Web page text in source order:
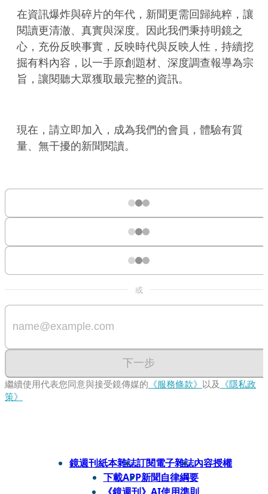
在資訊爆炸與碎片的年代，新聞更需回歸純粹，讓
閱讀更清澈、真實與深度。因此我們秉持明鏡之
心，充份反映事實，反映時代與反映人性，持續挖
掘有料內容，以一手原創題材、深度調查報導為宗
旨，讓閱聽大眾獲取最完整的資訊。
現在，請立即加入，成為我們的會員，體驗有質
量、無干擾的新聞閱讀。
或
下一步
繼續使用代表您同意與接受鏡傳媒的 《服務條款》 以及 《隱私政
策》
鏡週刊紙本雜誌訂閱電子雜誌內容授權
下載APP新聞自律綱要